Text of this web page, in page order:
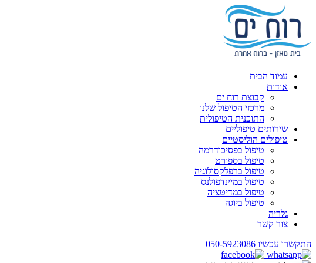
עמוד הבית
אודות
קבוצת רוח ים
מרכזי הטיפול שלנו
התוכנית הטיפולית
שירותים טיפוליים
טיפולים הוליסטיים
טיפול בפסיכודרמה
טיפול בספורט
טיפול ברפלקסולוגיה
טיפול במיינדפולנס
טיפול במדיטציה
טיפול ביוגה
גלריה
צור קשר
התקשרו עכשיו 050-5923086